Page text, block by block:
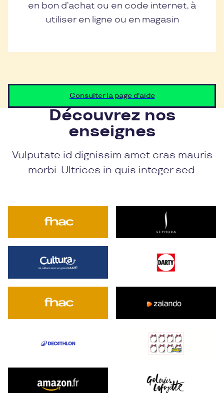
en bon d’achat ou en code internet, à
utiliser en ligne ou en magasin
Consulter la page d'aide
Découvrez nos
enseignes
Vulputate id dignissim amet cras mauris
morbi. Ultrices in quis integer sed.